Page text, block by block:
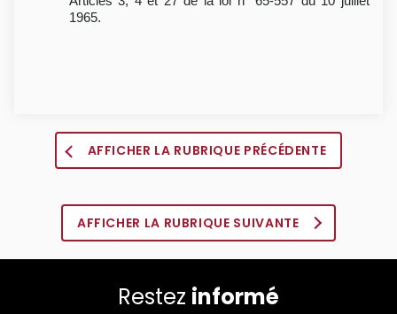
1965.
AFFICHER LA RUBRIQUE PRÉCÉDENTE
AFFICHER LA RUBRIQUE SUIVANTE
Restez informé